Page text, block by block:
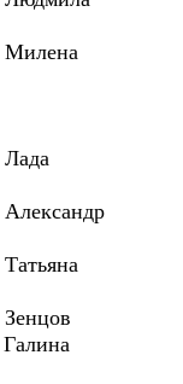
Милена
Лада
Александр
Татьяна
Зенцов
Галина